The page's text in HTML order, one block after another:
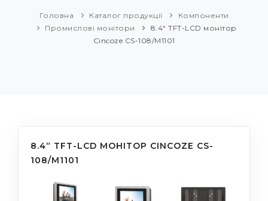
Головна Каталог продукції
Компоненти
Промислові монітори
8.4“ TFT-LCD монітор
Cincoze CS-108/M1101
8.4“ TFT-LCD МОНІТОР CINCOZE CS-
108/M1101